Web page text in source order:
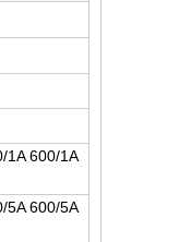
1A 600/1A
5A 600/5A